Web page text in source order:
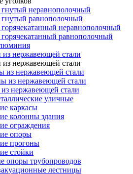
гнутый неравнополочный
гнутый равнополочный
неравнополочный
равнополочный
из нержавеющей стали
из нержавеющей стали
из нержавеющей стали
из нержавеющей стали
нержавеющей стали
уличные
каркасы
колонны здания
ограждения
опоры
прогоны
стойки
опоры трубопроводов
лестницы